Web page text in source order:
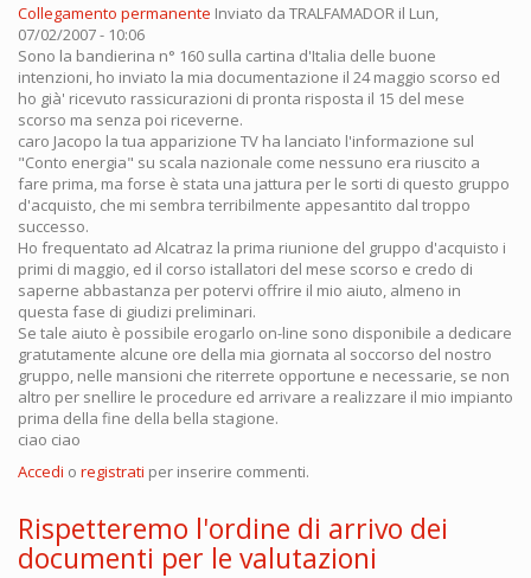
Collegamento permanente Inviato da TRALFAMADOR il Lun,
07/02/2007 - 10:06
Sono la bandierina n° 160 sulla cartina d'Italia delle buone
intenzioni, ho inviato la mia documentazione il 24 maggio scorso ed
ho già' ricevuto rassicurazioni di pronta risposta il 15 del mese
scorso ma senza poi riceverne.
caro Jacopo la tua apparizione TV ha lanciato l'informazione sul
"Conto energia" su scala nazionale come nessuno era riuscito a
fare prima, ma forse è stata una jattura per le sorti di questo gruppo
d'acquisto, che mi sembra terribilmente appesantito dal troppo
successo.
Ho frequentato ad Alcatraz la prima riunione del gruppo d'acquisto i
primi di maggio, ed il corso istallatori del mese scorso e credo di
saperne abbastanza per potervi offrire il mio aiuto, almeno in
questa fase di giudizi preliminari.
Se tale aiuto è possibile erogarlo on-line sono disponibile a dedicare
gratutamente alcune ore della mia giornata al soccorso del nostro
gruppo, nelle mansioni che riterrete opportune e necessarie, se non
altro per snellire le procedure ed arrivare a realizzare il mio impianto
prima della fine della bella stagione.
ciao ciao
Accedi o registrati per inserire commenti.
Rispetteremo l'ordine di arrivo dei
documenti per le valutazioni